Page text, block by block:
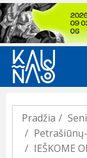
Previous
Pradžia
IEŠKOME